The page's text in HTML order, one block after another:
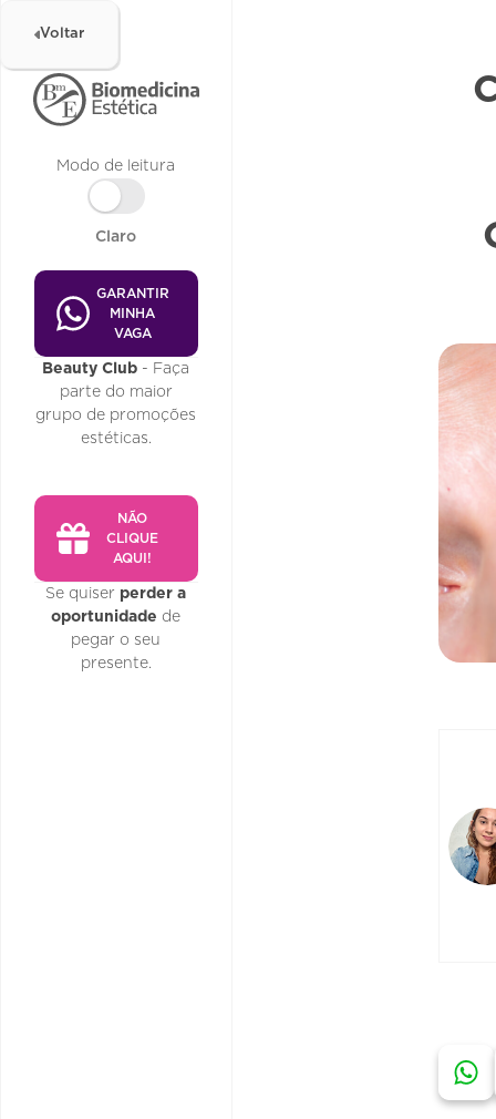
Voltar
Modo de leitura
Claro
GARANTIR
MINHA
VAGA
Beauty Club - Faça
parte do maior
grupo de promoções
estéticas.
NÃO
CLIQUE
AQUI!
Se quiser perder a
oportunidade de
pegar o seu
presente.